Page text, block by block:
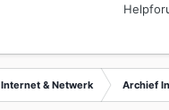
Internet & Netwerk Archief